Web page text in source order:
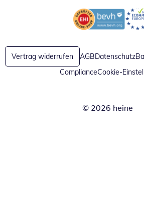
Öffnet in neuem
Vertrag widerrufen AGBDatenschutz
ComplianceCookie-
© 2026 heine